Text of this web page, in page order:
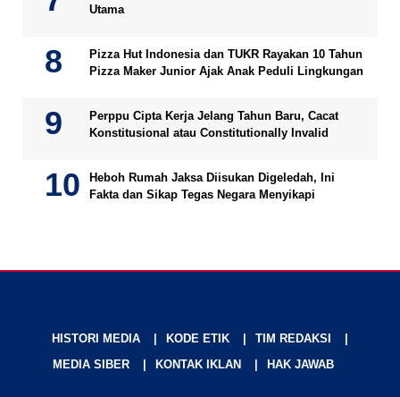
Utama
Pizza Hut Indonesia dan TUKR Rayakan 10 Tahun
Pizza Maker Junior Ajak Anak Peduli Lingkungan
Perppu Cipta Kerja Jelang Tahun Baru, Cacat
Konstitusional atau Constitutionally Invalid
Heboh Rumah Jaksa Diisukan Digeledah, Ini
Fakta dan Sikap Tegas Negara Menyikapi
HISTORI MEDIA KODE ETIK
TIM REDAKSI
MEDIA SIBER
KONTAK IKLAN HAK JAWAB